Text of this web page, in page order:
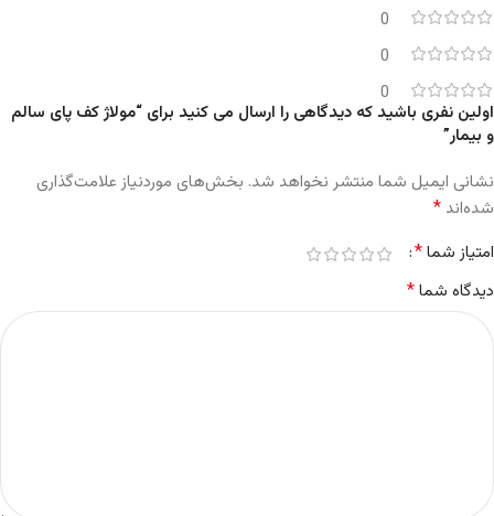
0
0
0
اولین نفری باشید که دیدگاهی را ارسال می کنید برای “مولاژ کف پای سالم
و بیمار”
نشانی ایمیل شما منتشر نخواهد شد. بخش‌های موردنیاز علامت‌گذاری
شده‌اند *
امتیاز شما*
دیدگاه شما*